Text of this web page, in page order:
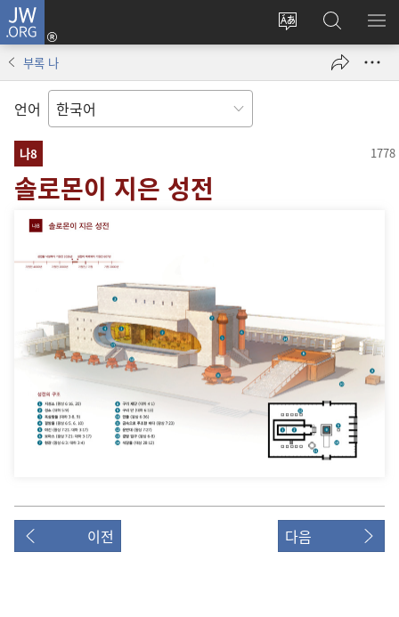
JW.ORG
사이트
변경
로그인
(새로운
열기)
JW.ORG
검색
메
부록 나
언어
나8
솔로몬이 지은 성전
이전 다음